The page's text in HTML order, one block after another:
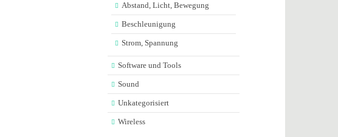
Abstand, Licht, Bewegung
Beschleunigung
Strom, Spannung
Software und Tools
Sound
Unkategorisiert
Wireless